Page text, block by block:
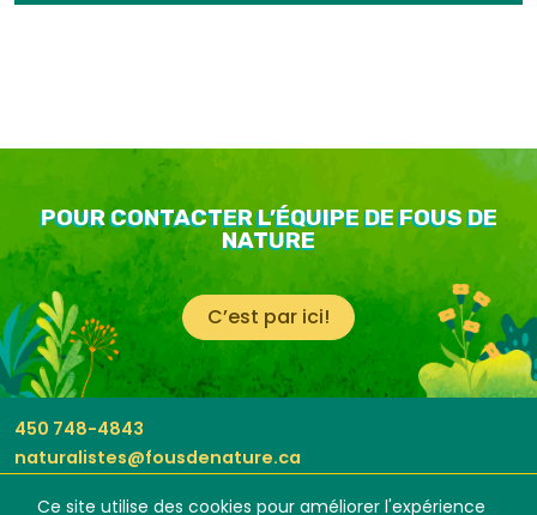
POUR CONTACTER L’ÉQUIPE DE FOUS DE
NATURE
C’est par ici!
450 748-4843
naturalistes@fousdenature.ca
Ce site utilise des cookies pour améliorer l'expérience